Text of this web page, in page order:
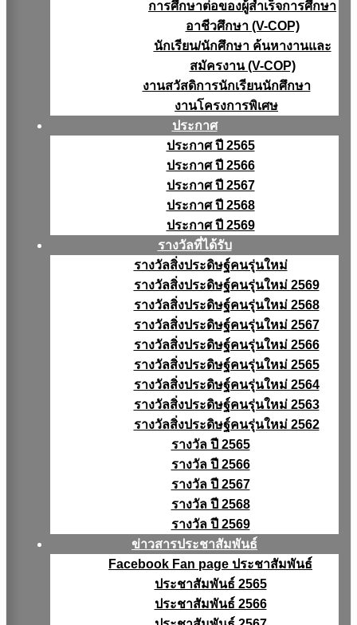
การศึกษาต่อของผู้สำเร็จการศึกษา
อาชีวศึกษา (V-COP)
นักเรียน/นักศึกษา ค้นหางานและ
สมัครงาน (V-COP)
งานสวัสดิการนักเรียนนักศึกษา
งานโครงการพิเศษ
ประกาศ
ประกาศ ปี 2565
ประกาศ ปี 2566
ประกาศ ปี 2567
ประกาศ ปี 2568
ประกาศ ปี 2569
รางวัลที่ได้รับ
รางวัลสิ่งประดิษฐ์คนรุ่นใหม่
รางวัลสิ่งประดิษฐ์คนรุ่นใหม่ 2569
รางวัลสิ่งประดิษฐ์คนรุ่นใหม่ 2568
รางวัลสิ่งประดิษฐ์คนรุ่นใหม่ 2567
รางวัลสิ่งประดิษฐ์คนรุ่นใหม่ 2566
รางวัลสิ่งประดิษฐ์คนรุ่นใหม่ 2565
รางวัลสิ่งประดิษฐ์คนรุ่นใหม่ 2564
รางวัลสิ่งประดิษฐ์คนรุ่นใหม่ 2563
รางวัลสิ่งประดิษฐ์คนรุ่นใหม่ 2562
รางวัล ปี 2565
รางวัล ปี 2566
รางวัล ปี 2567
รางวัล ปี 2568
รางวัล ปี 2569
ข่าวสารประชาสัมพันธ์
Facebook Fan page ประชาสัมพันธ์
ประชาสัมพันธ์ 2565
ประชาสัมพันธ์ 2566